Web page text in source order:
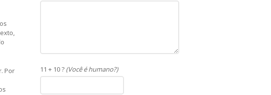
Por
11 + 10 ? (Você é humano?)